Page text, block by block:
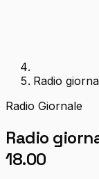
Radio
Radio Giornale
Radio
18.00